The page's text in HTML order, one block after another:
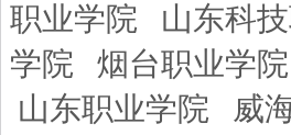
职业学院
山东科
学院
烟台职业学院
山东职业学院
威